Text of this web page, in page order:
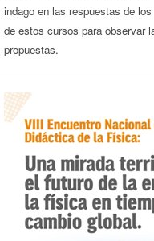
indago en las respuestas de
de estos cursos para observar
propuestas.